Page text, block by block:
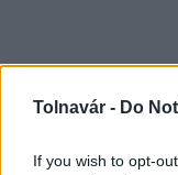
Tolnavár - Do
If you wish to opt-
Országos hírek